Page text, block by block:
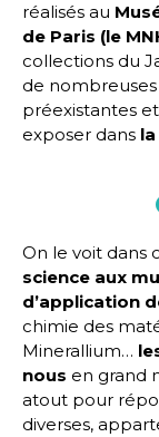
réalisés au
de Paris (le
collections du
de
préexistantes
exposer dans
On le voit dans
science aux
d’application
chimie des
Minerallium…
nous en grand
atout pour
diverses,